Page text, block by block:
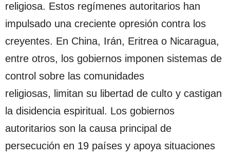
religiosa. Estos regímenes autoritarios han
impulsado una creciente opresión contra los
creyentes. En China, Irán, Eritrea o Nicaragua,
entre otros, los gobiernos imponen sistemas de
control sobre las comunidades
religiosas, limitan su libertad de culto y castigan
la disidencia espiritual. Los gobiernos
autoritarios son la causa principal de
persecución en 19 países y apoya situaciones